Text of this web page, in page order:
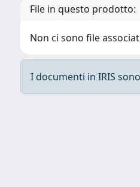
File in questo prodotto:
Non ci sono file
I documenti in IRIS